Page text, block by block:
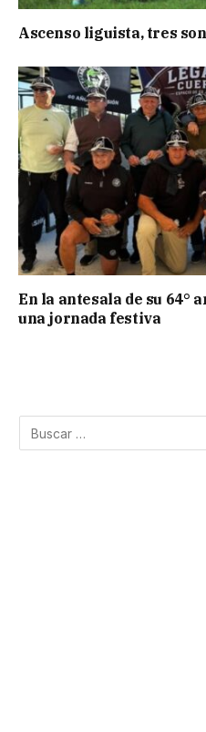
Ascenso liguista, tres
En la antesala de su 64°
una jornada festiva